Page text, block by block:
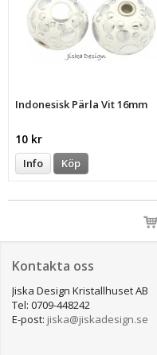
Indonesisk Pärla Vit 16mm
10 kr
Info Köp
Kontakta oss
Jiska Design Kristallhuset AB
Tel: 0709-448242
E-post: jiska@jiskadesign.se